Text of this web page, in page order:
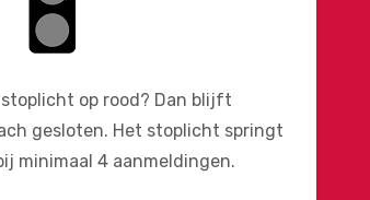
op rood? Dan blijft
gesloten. Het stoplicht springt
minimaal 4 aanmeldingen.